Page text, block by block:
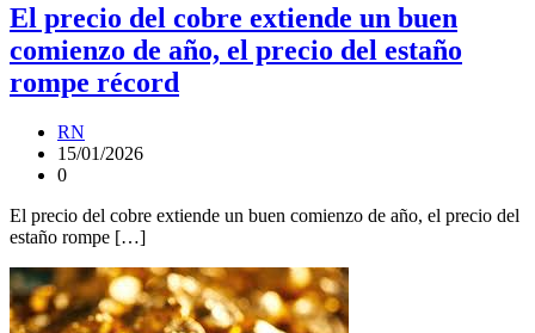
El precio del cobre extiende un buen
comienzo de año, el precio del estaño
rompe récord
RN
15/01/2026
0
El precio del cobre extiende un buen comienzo de año, el precio del
estaño rompe […]